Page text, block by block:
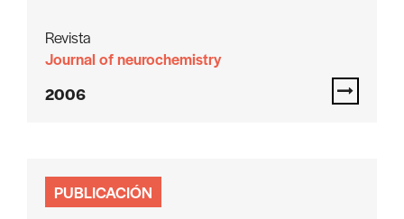
Revista
Journal of neurochemistry
2006
PUBLICACIÓN